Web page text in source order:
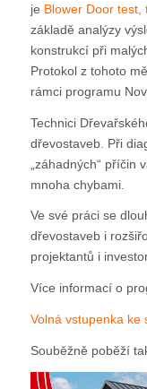
je Blower Door
základě analýzy
konstrukcí při
Protokol z tohoto
rámci programu
Technici
dřevostaveb. Při
„záhadných“ příčin
mnoha chybami.
Ve své práci se
dřevostaveb i
projektantů i
Více informací o
Volná vstupenka ke
Souběžně poběží